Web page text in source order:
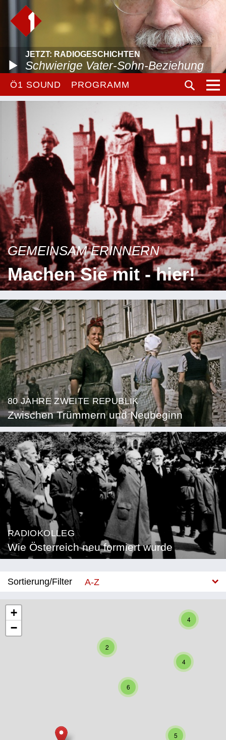
JETZT: RADIOGESCHICHTEN
Schwierige Vater-Sohn-Beziehung
Ö1 SOUND PROGRAMM
GEMEINSAM ERINNERN
Machen Sie mit - hier!
80 JAHRE ZWEITE REPUBLIK
Zwischen Trümmern und Neubeginn
RADIOKOLLEG
Wie Österreich neu formiert wurde
Sortierung/Filter
A-Z
Burgenland
Niederösterreich
4
2
4
5
6
+
−